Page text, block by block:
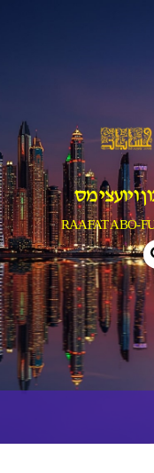
ויועצי מס
RAAFAT ABO-